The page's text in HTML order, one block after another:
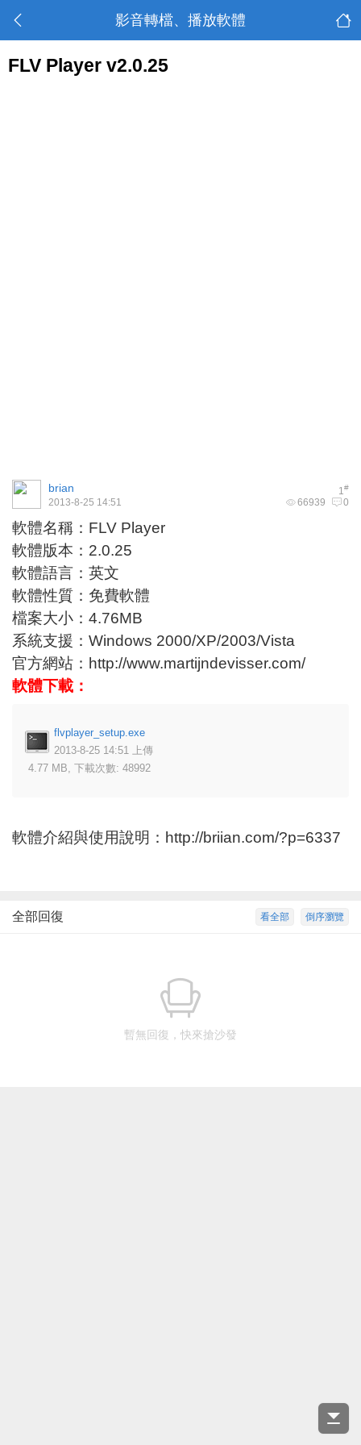
影音轉檔、播放軟體
FLV Player v2.0.25
1#
brian
66939 0
2013-8-25 14:51
軟體名稱：FLV Player
軟體版本：2.0.25
軟體語言：英文
軟體性質：免費軟體
檔案大小：4.76MB
系統支援：Windows 2000/XP/2003/Vista
官方網站： http://www.martijndevisser.com/
軟體下載：
flvplayer_setup.exe
2013-8-25 14:51 上傳
4.77 MB, 下載次數: 48992
軟體介紹與使用說明： http://briian.com/?p=6337
倒序瀏覽
看全部
全部回復
暫無回復，快來搶沙發